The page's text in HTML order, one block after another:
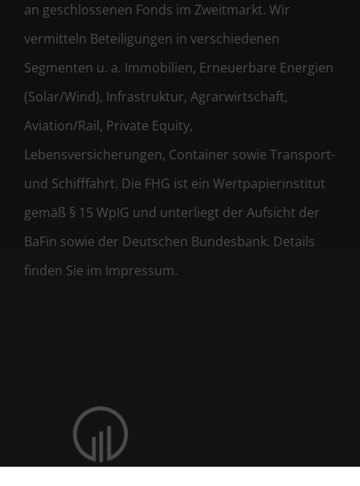
an geschlossenen Fonds im Zweitmarkt. Wir
vermitteln Beteiligungen in verschiedenen
Segmenten u. a. Immobilien, Erneuerbare Energien
(Solar/Wind), Infrastruktur, Agrarwirtschaft,
Aviation/Rail, Private Equity,
Lebensversicherungen, Container sowie Transport-
und Schifffahrt. Die FHG ist ein Wertpapierinstitut
gemäß § 15 WpIG und unterliegt der Aufsicht der
BaFin sowie der Deutschen Bundesbank. Details
finden Sie im Impressum.